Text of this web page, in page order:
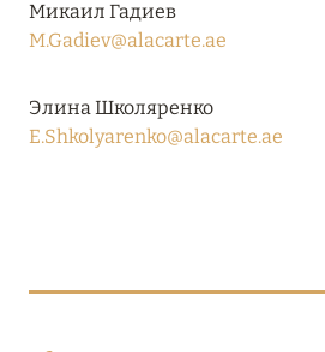
Подробнее
27 сентября 2024
27 сентября 2024
Микаил Гадиев
M.Gadiev@alacarte.ae
Элина Школяренко
E.Shkolyarenko@alacarte.ae